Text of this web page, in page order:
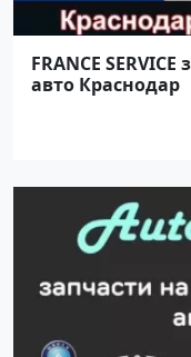
FRANCE
авто Краснодар